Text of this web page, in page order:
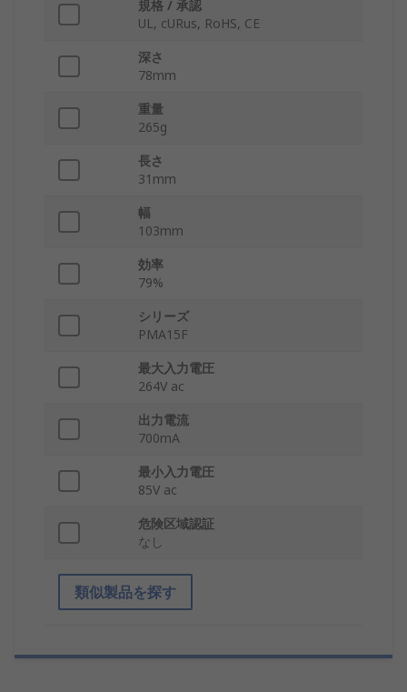
規格 / 承認
UL, cURus, RoHS, CE
深さ
78mm
重量
265g
長さ
31mm
幅
103mm
効率
79%
シリーズ
PMA15F
最大入力電圧
264V ac
出力電流
700mA
最小入力電圧
85V ac
危険区域認証
なし
類似製品を探す